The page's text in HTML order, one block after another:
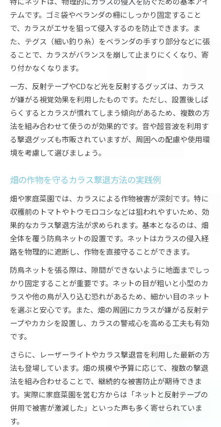
テムです。ゴミ袋やベランダの柵にしっかり固定すること
で、カラスがエサを狙って侵入するのを防止できます。ま
た、テグス（細い釣り糸）をベランダの手すり部分などに張
ることで、カラスがバランスを崩して止まりにくくなり、寄
り付かなくなります。
一方、反射テープやCDなど光を反射するグッズは、カラス
が嫌がる視覚効果を利用したものです。ただし、設置後しば
らくするとカラスが慣れてしまう傾向があるため、複数の方
法を組み合わせて使うのが効果的です。音や超音波を利用す
る撃退グッズも市販されていますが、周囲への配慮や使用環
境を考慮して選びましょう。
畑の作物を守るカラス撃退方法の実践例
畑や家庭菜園では、カラスによる作物被害が深刻です。特に
収穫前のトマトやトウモロコシなどは狙われやすいため、効
果的なカラス撃退方法が求められます。基本となるのは、畑
全体を覆う防鳥ネットの設置です。ネットはカラスの侵入経
路を物理的に遮断し、作物を直接守ることができます。
防鳥ネットを張る際は、隙間ができないように地面までしっ
かり固定することが重要です。ネットの目が粗いと小型のカ
ラスや他の鳥が入り込む恐れがあるため、細かい目のネット
を選ぶと安心です。また、畑の周囲にカラスが嫌がる反射テ
ープやカカシを設置し、カラスの警戒心を高める工夫も有効
です。
さらに、レーザーライトやカラス撃退音を利用した最新の方
法も登場しています。畑の規模や予算に応じて、複数の撃退
法を組み合わせることで、継続的な被害防止が期待できま
す。実際に家庭菜園を営む方からは「ネットと反射テープの
併用で被害が激減した」といった声も多く寄せられていま
す。